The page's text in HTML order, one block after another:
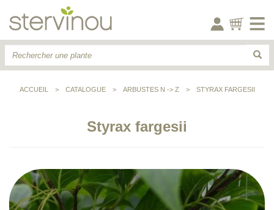
ACCUEIL > CATALOGUE > ARBUSTES N -> Z > STYRAX FARGESII
Styrax fargesii